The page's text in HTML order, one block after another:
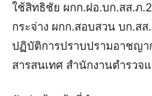
ใช้สิทธิชัย ผกก.ฝอ.บก.สส.ภ
กระจ่าง ผกก.สอบสวน บก.ส
ปฏิบัติการปราบปรามอาชญา
สารสนเทศ สำนักงานตำรวจ